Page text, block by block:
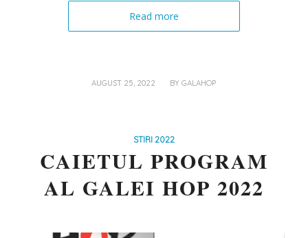
Read more
AUGUST 25, 2022
/ BYGALAHOP
STIRI 2022
CAIETUL PROGRAM
AL GALEI HOP 2022